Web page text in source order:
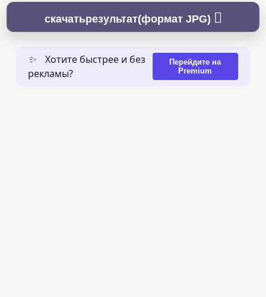
скачатьрезультат(формат JPG)
✨
Хотите быстрее и без
рекламы?
Перейдите на
Premium